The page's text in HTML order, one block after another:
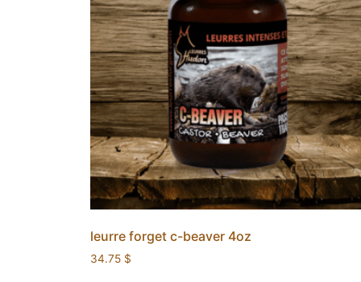
leurre forget c-beaver 4oz
34.75 $